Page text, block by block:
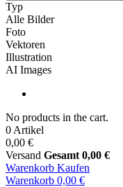
Typ
Alle Bilder
Foto
Vektoren
Illustration
AI Images
No products in the cart.
0 Artikel
0,00 €
Versand Gesamt 0,00 €
Warenkorb Kaufen
Warenkorb 0,00 €